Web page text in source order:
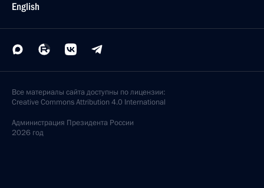
English
Все материалы сайта доступны по лицензии:
Creative Commons Attribution 4.0 International
Администрация Президента России
2026 год